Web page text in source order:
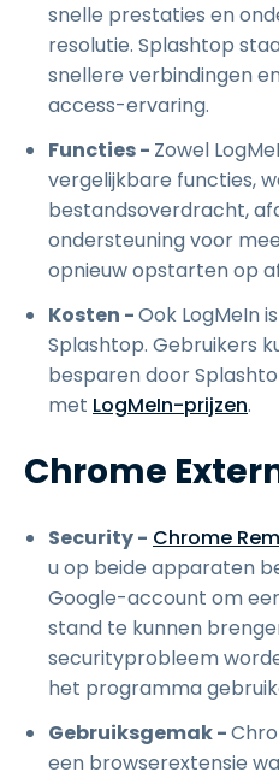
snelle prestaties en
resolutie. Splashtop
snellere verbindingen
access-ervaring.
Functies - Zowel
vergelijkbare functies,
bestandsoverdracht,
ondersteuning voor
opnieuw opstarten op
Kosten -Ook LogMeIn
Splashtop. Gebruikers
besparen door
met LogMeIn-prijzen.
Chrome
Security - Chrome
u op beide apparaten
Google-account om
stand te kunnen
securityprobleem
het programma
Gebruiksgemak -
een browserextensie